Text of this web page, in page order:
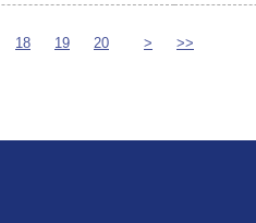
18 19 20 > >>